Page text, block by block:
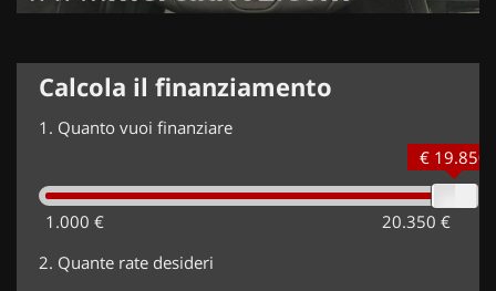
Calcola il finanziamento
1. Quanto vuoi finanziare
1.000 € 20.350 €
€ 19.850
2. Quante rate desideri